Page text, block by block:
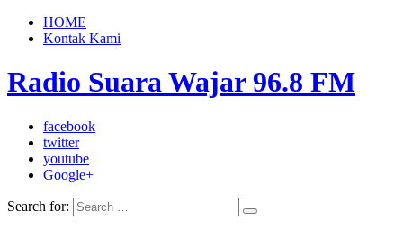
HOME
Kontak Kami
Radio Suara Wajar 96.8 FM
facebook
twitter
youtube
Google+
Search for: